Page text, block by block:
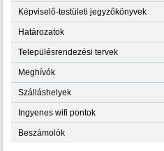
Képviselő-testületi jegyzőkönyvek
Határozatok
Településrendezési tervek
Meghívók
Szálláshelyek
Ingyenes wifi pontok
Beszámolók